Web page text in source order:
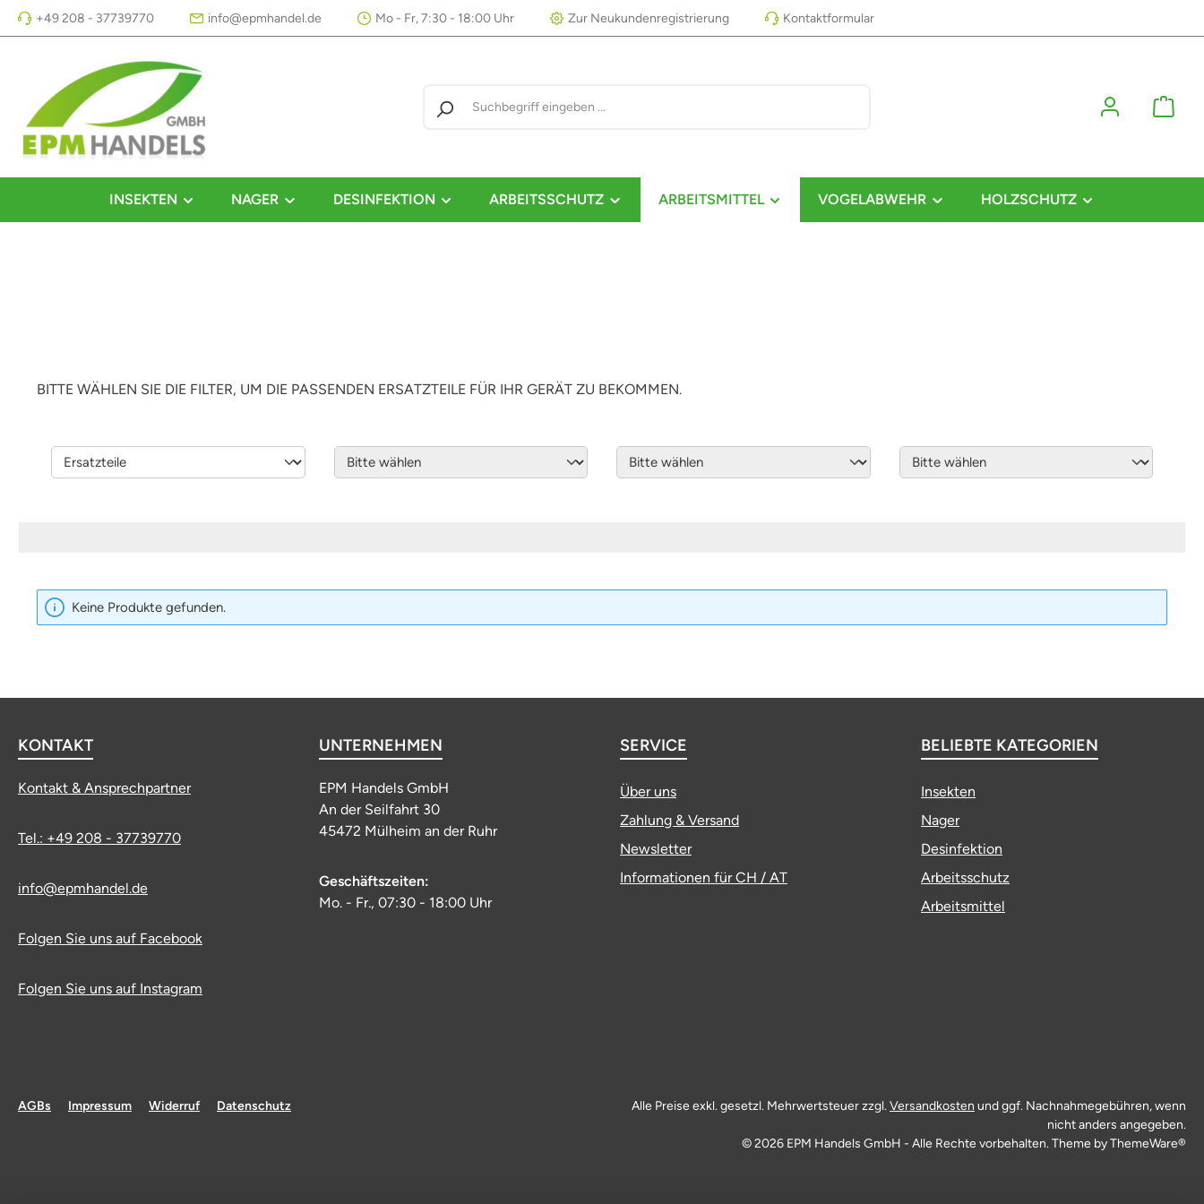
Hauptinhalt springen
Zur Suche springen
Zur Hauptnavigation springen
+49 208 - 37739770 info@epmhandel.de Mo - Fr, 7:30 - 18:00 Uhr Zur Neukundenregistrierung Kontaktformular
INSEKTEN NAGER DESINFEKTION ARBEITSSCHUTZ ARBEITSMITTEL VOGELABWEHR HOLZSCHUTZ
BITTE WÄHLEN SIE DIE FILTER, UM DIE PASSENDEN ERSATZTEILE FÜR IHR GERÄT ZU BEKOMMEN.
Keine Produkte gefunden.
KONTAKT
Kontakt & Ansprechpartner
Tel.: +49 208 - 37739770
info@epmhandel.de
Folgen Sie uns auf Facebook
Folgen Sie uns auf Instagram
UNTERNEHMEN
EPM Handels GmbH
An der Seilfahrt 30
45472 Mülheim an der Ruhr
Geschäftszeiten:
Mo. - Fr., 07:30 - 18:00 Uhr
SERVICE
Über uns
Zahlung & Versand
Newsletter
Informationen für CH / AT
BELIEBTE KATEGORIEN
Insekten
Nager
Desinfektion
Arbeitsschutz
Arbeitsmittel
AGBs Impressum Widerruf Datenschutz Alle Preise exkl. gesetzl. Mehrwertsteuer zzgl. Versandkosten und ggf. Nachnahmegebühren, wenn
nicht anders angegeben.
© 2026 EPM Handels GmbH - Alle Rechte vorbehalten. Theme byThemeWare®